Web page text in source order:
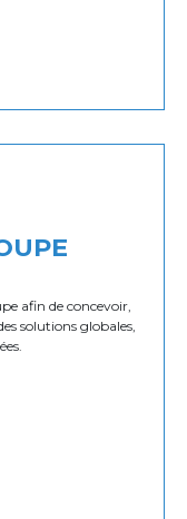
afin de concevoir,
solutions globales,